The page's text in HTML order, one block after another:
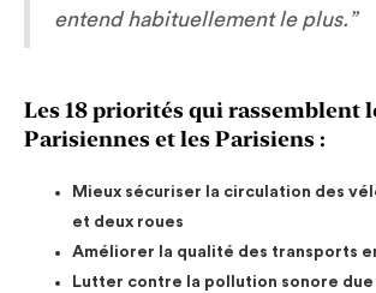
entend habituellement le plus.”
Les 18 priorités qui rassemblent
Parisiennes et les Parisiens :
Mieux sécuriser la circulation des
et deux roues
Améliorer la qualité des transports
Lutter contre la pollution sonore due